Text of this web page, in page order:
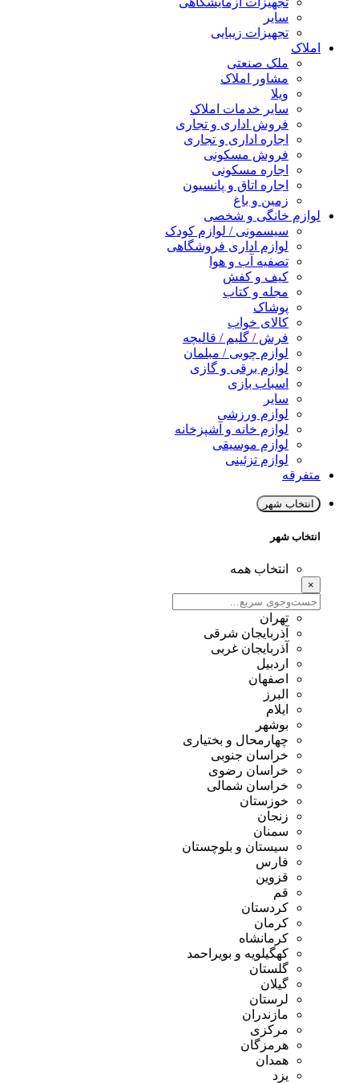
سایر
تجهیزات زیبایی
املاک
ملک صنعتی
مشاور املاک
ویلا
سایر خدمات املاک
فروش اداری و تجاری
اجاره اداری و تجاری
فروش مسکونی
اجاره مسکونی
اجاره اتاق و پانسیون
زمین و باغ
لوازم خانگی و شخصی
سیسمونی / لوازم کودک
لوازم اداری فروشگاهی
تصفیه آب و هوا
کیف و کفش
مجله و کتاب
پوشاک
کالای خواب
فرش / گلیم / قالیچه
لوازم چوبی / مبلمان
لوازم برقی و گازی
اسباب بازی
سایر
لوازم ورزشی
لوازم خانه و آشپزخانه
لوازم موسیقی
لوازم تزئینی
متفرقه
انتخاب شهر
انتخاب شهر
انتخاب همه
×
تهران
آذربایجان شرقی
آذربایجان غربی
اردبیل
اصفهان
البرز
ایلام
بوشهر
چهارمحال و بختیاری
خراسان جنوبی
خراسان رضوی
خراسان شمالی
خوزستان
زنجان
سمنان
سیستان و بلوچستان
فارس
قزوین
قم
کردستان
کرمان
کرمانشاه
کهگیلویه و بویراحمد
گلستان
گیلان
لرستان
مازندران
مرکزی
هرمزگان
همدان
یزد